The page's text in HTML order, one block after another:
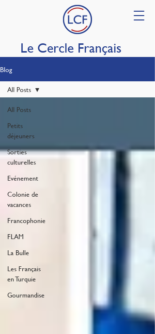
Le Cercle Français
Blog
All Posts
Petits
déjeuners
Sorties
culturelles
Evénement
Colonie de
vacances
Francophonie
FLAM
La Bulle
Les Français
en Turquie
Gourmandise
All Posts